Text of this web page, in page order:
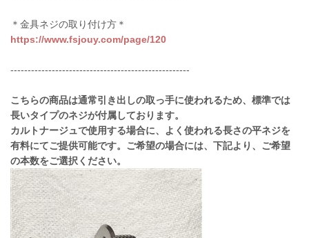
＊金具ネジの取り付け方＊
https://www.fsjouy.com/page/120
----------------------------------------------------
こちらの商品は通常引き出しの取っ手に使われるため、標準では
長いタイプのネジが付属しております。
カルトナージュで使用する場合に、よく使われる長さの平ネジを
有料にてご提供可能です。ご希望の場合には、下記より、ご希望
の本数をご選択ください。